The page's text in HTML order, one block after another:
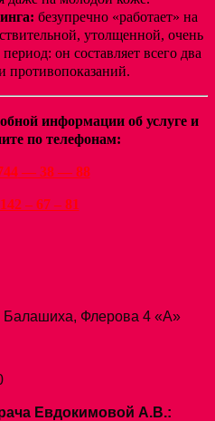
безупречно «работает» на
утолщенной, очень
он составляет всего два
противопоказаний.
информации об услуге и
по телефонам:
— 38 — 88
– 67 – 81
Балашиха, Флерова 4 «А»
Евдокимовой А.В.: